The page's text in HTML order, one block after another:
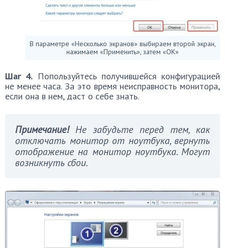
В параметре «Несколько экранов» выбираем второй экран,
нажимаем «Применить», затем «ОК»
Шаг 4. Попользуйтесь получившейся конфигурацией
не менее часа. За это время неисправность монитора,
если она в нем, даст о себе знать.
Примечание!Не забудьте перед тем, как
отключать монитор от ноутбука, вернуть
отображение на монитор ноутбука. Могут
возникнуть сбои.